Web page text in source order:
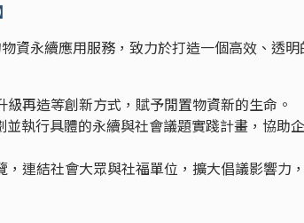
資永續應用服務，致力於打造一個高效、透明
再造等創新方式，賦予閒置物資新的生命。
執行具體的永續與社會議題實踐計畫，協助
連結社會大眾與社福單位，擴大倡議影響力